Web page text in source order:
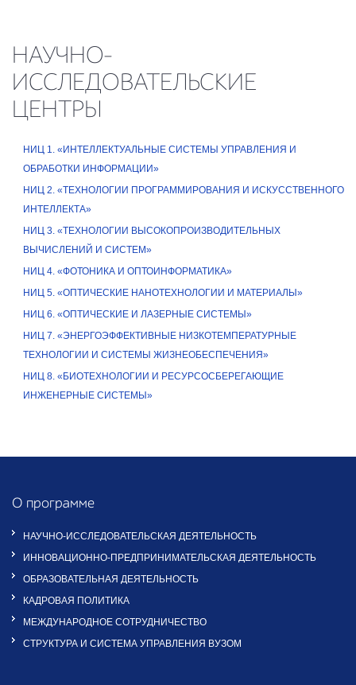
НАУЧНО-
ИССЛЕДОВАТЕЛЬСКИЕ
ЦЕНТРЫ
НИЦ 1. «ИНТЕЛЛЕКТУАЛЬНЫЕ СИСТЕМЫ УПРАВЛЕНИЯ И
ОБРАБОТКИ ИНФОРМАЦИИ»
НИЦ 2. «ТЕХНОЛОГИИ ПРОГРАММИРОВАНИЯ И ИСКУССТВЕННОГО
ИНТЕЛЛЕКТА»
НИЦ 3. «ТЕХНОЛОГИИ ВЫСОКОПРОИЗВОДИТЕЛЬНЫХ
ВЫЧИСЛЕНИЙ И СИСТЕМ»
НИЦ 4. «ФОТОНИКА И ОПТОИНФОРМАТИКА»
НИЦ 5. «ОПТИЧЕСКИЕ НАНОТЕХНОЛОГИИ И МАТЕРИАЛЫ»
НИЦ 6. «ОПТИЧЕСКИЕ И ЛАЗЕРНЫЕ СИСТЕМЫ»
НИЦ 7. «ЭНЕРГОЭФФЕКТИВНЫЕ НИЗКОТЕМПЕРАТУРНЫЕ
ТЕХНОЛОГИИ И СИСТЕМЫ ЖИЗНЕОБЕСПЕЧЕНИЯ»
НИЦ 8. «БИОТЕХНОЛОГИИ И РЕСУРСОСБЕРЕГАЮЩИЕ
ИНЖЕНЕРНЫЕ СИСТЕМЫ»
О программе
НАУЧНО-ИССЛЕДОВАТЕЛЬСКАЯ ДЕЯТЕЛЬНОСТЬ
ИННОВАЦИОННО-ПРЕДПРИНИМАТЕЛЬСКАЯ ДЕЯТЕЛЬНОСТЬ
ОБРАЗОВАТЕЛЬНАЯ ДЕЯТЕЛЬНОСТЬ
КАДРОВАЯ ПОЛИТИКА
МЕЖДУНАРОДНОЕ СОТРУДНИЧЕСТВО
СТРУКТУРА И СИСТЕМА УПРАВЛЕНИЯ ВУЗОМ